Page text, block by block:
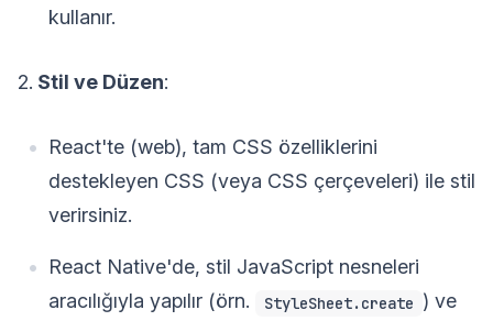
kullanır.
2. Stil ve Düzen:
React'te (web), tam CSS özelliklerini
destekleyen CSS (veya CSS çerçeveleri) ile stil
verirsiniz.
React Native'de, stil JavaScript nesneleri
aracılığıyla yapılır (örn.
StyleSheet.create ) ve